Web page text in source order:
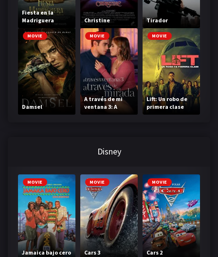
Fiesta en la
Madriguera
Christine Tirador
MOVIE
Damsel
MOVIE
A través de mi
ventana 3: A
través de tu
MOVIE
Lift: Un robo de
primera clase
Disney
MOVIE
Jamaica bajo cero
MOVIE
Cars 3
MOVIE
Cars 2